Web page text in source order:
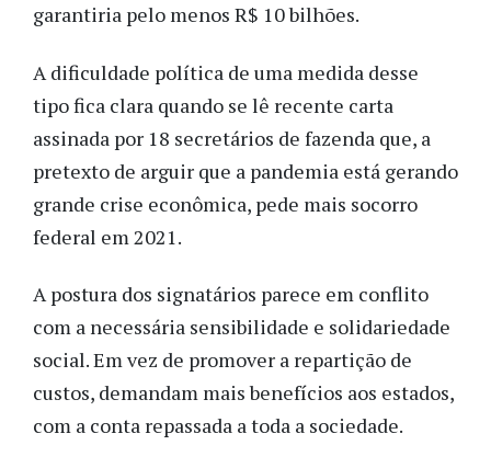
garantiria pelo menos R$ 10 bilhões.
A dificuldade política de uma medida desse
tipo fica clara quando se lê recente carta
assinada por 18 secretários de fazenda que, a
pretexto de arguir que a pandemia está gerando
grande crise econômica, pede mais socorro
federal em 2021.
A postura dos signatários parece em conflito
com a necessária sensibilidade e solidariedade
social. Em vez de promover a repartição de
custos, demandam mais benefícios aos estados,
com a conta repassada a toda a sociedade.